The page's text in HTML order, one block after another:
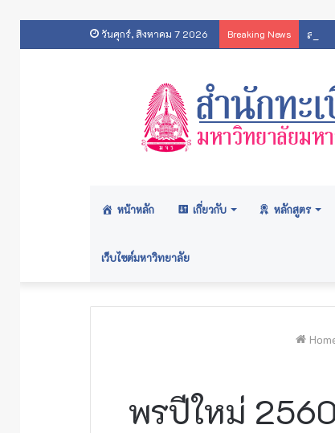
วันศุกร์, สิงหาคม 7 2026 Breaking News สาร
หน้าหลัก เกี่ยวกับ หลักสูตร
เว็บไซต์มหาวิทยาลัย
พรปีใหม่